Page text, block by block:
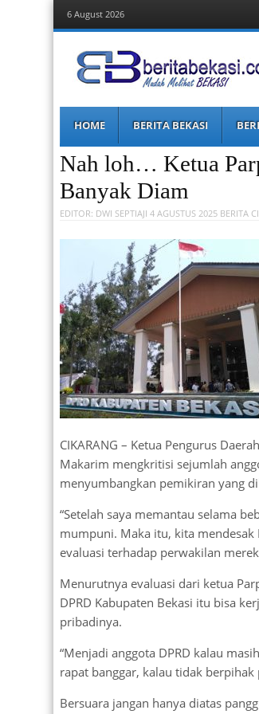
6 August 2026
Berita Bekasi
Mudah Melihat Bekasi
Menu
content
HOME BERITA BEKASI
Nah loh… Ketua
Banyak Diam
EDITOR: DWI SEPTIAJI 4 AGUSTUS 2025 BERITA
CIKARANG – Ketua Pengurus
Makarim mengkritisi sejumlah
menyumbangkan pemikiran yang
“Setelah saya memantau selama
mumpuni. Maka itu, kita mendesak
evaluasi terhadap perwakilan
Menurutnya evaluasi dari ketua
DPRD Kabupaten Bekasi itu bisa
pribadinya.
“Menjadi anggota DPRD kalau
rapat banggar, kalau tidak
Bersuara jangan hanya diatas